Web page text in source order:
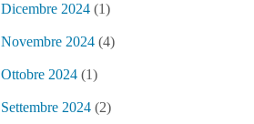
Dicembre 2024 (1)
Novembre 2024 (4)
Ottobre 2024 (1)
Settembre 2024 (2)